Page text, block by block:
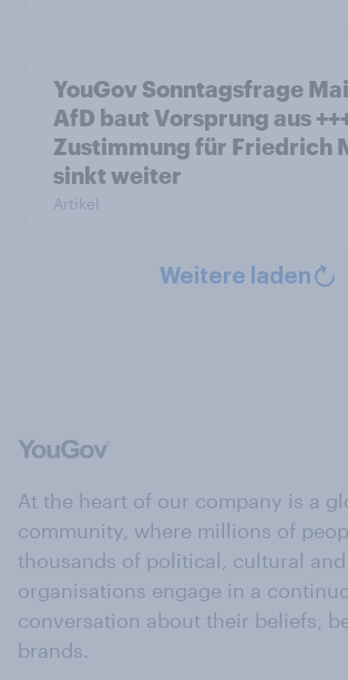
YouGov Sonntagsfrage
AfD baut Vorsprung aus
Zustimmung für Friedrich
sinkt weiter
Artikel
Weitere laden
At the heart of our company is a
community, where millions of
thousands of political, cultural
organisations engage in a
conversation about their beliefs,
brands.